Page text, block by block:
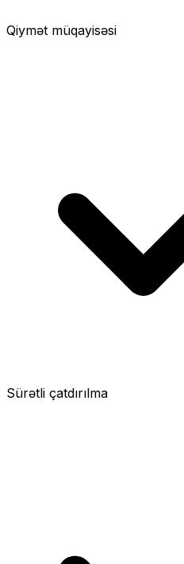
Qiymət müqayisəsi
Sürətli çatdırılma